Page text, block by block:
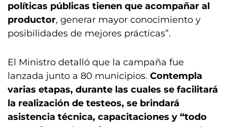
políticas públicas tienen que acompañar al
productor, generar mayor conocimiento y
posibilidades de mejores prácticas”.
El Ministro detalló que la campaña fue
lanzada junto a 80 municipios. Contempla
varias etapas, durante las cuales se facilitará
la realización de testeos, se brindará
asistencia técnica, capacitaciones y “todo